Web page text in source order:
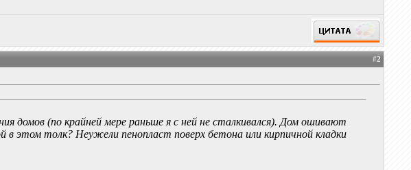
#2
домов (по крайней мере раньше я с ней не сталкивался). Дом ошивают
в этом толк? Неужели пенопласт поверх бетона или кирпичной кладки